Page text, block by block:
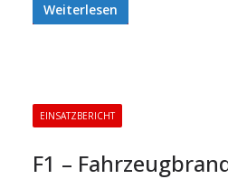
Weiterlesen
EINSATZBERICHT
F1 –